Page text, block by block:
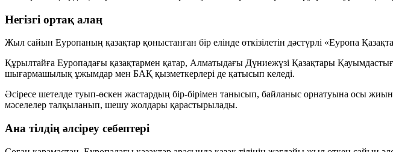
Негізгі ортақ алаң
Жыл сайын Еуропаның қазақтар қоныстанған бір елінде өткізілетін дәстүрлі «Еуропа
Құрылтайға Еуропадағы қазақтармен қатар, Алматыдағы Дүниежүзі Қазақтары
шығармашылық ұжымдар мен БАҚ қызметкерлері де қатысып келеді.
Әсіресе шетелде туып-өскен жастардың бір-бірімен танысып, байланыс орнатуына осы
мәселелер талқыланып, шешу жолдары қарастырылады.
Ана тілдің әлсіреу себептері